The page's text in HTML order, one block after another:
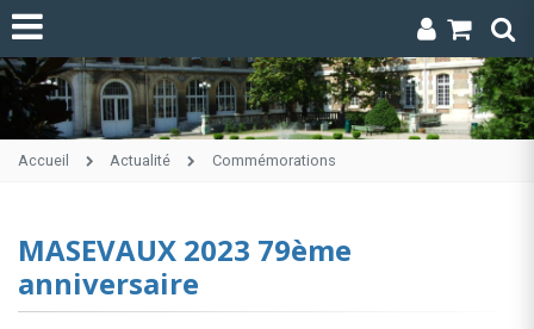
Accueil Actualité Commémorations
MASEVAUX 2023 79ème
anniversaire